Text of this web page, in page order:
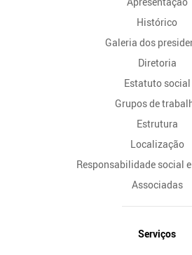
Histórico
Galeria dos
Diretoria
Estatuto social
Grupos de
Estrutura
Localização
Responsabilidade social
Associadas
Serviços